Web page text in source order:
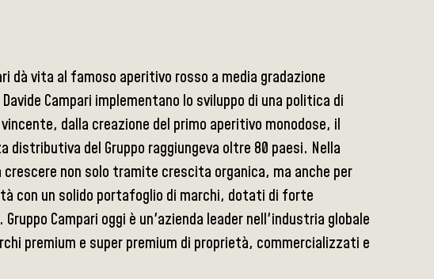
dà vita al famoso aperitivo rosso a media gradazione
Campari implementano lo sviluppo di una politica di
dalla creazione del primo aperitivo monodose, il
distributiva del Gruppo raggiungeva oltre 80 paesi. Nella
non solo tramite crescita organica, ma anche per
con un solido portafoglio di marchi, dotati di forte
Campari oggi è un'azienda leader nell'industria globale
premium e super premium di proprietà, commercializzati e